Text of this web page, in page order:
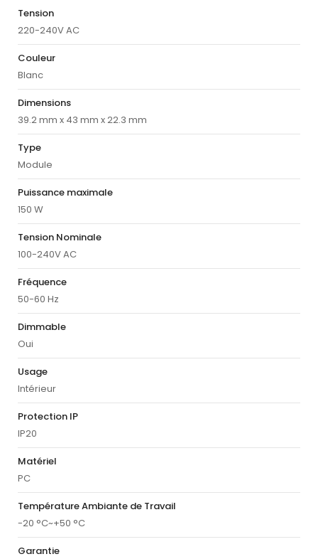
Tension
220-240V AC
Couleur
Blanc
Dimensions
39.2 mm x 43 mm x 22.3 mm
Type
Module
Puissance maximale
150 W
Tension Nominale
100-240V AC
Fréquence
50-60 Hz
Dimmable
Oui
Usage
Intérieur
Protection IP
IP20
Matériel
PC
Température Ambiante de Travail
-20 °C~+50 °C
Garantie